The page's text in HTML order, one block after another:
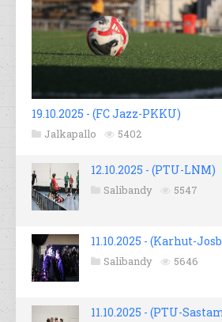
19.10.2025 - (FC Jazz-PKKU)
Jalkapallo 5402
12.10.2025 - (PTU-LNM)
Salibandy 5547
11.10.2025 - (Karhut-
Salibandy 5646
11.10.2025 - (PTU-